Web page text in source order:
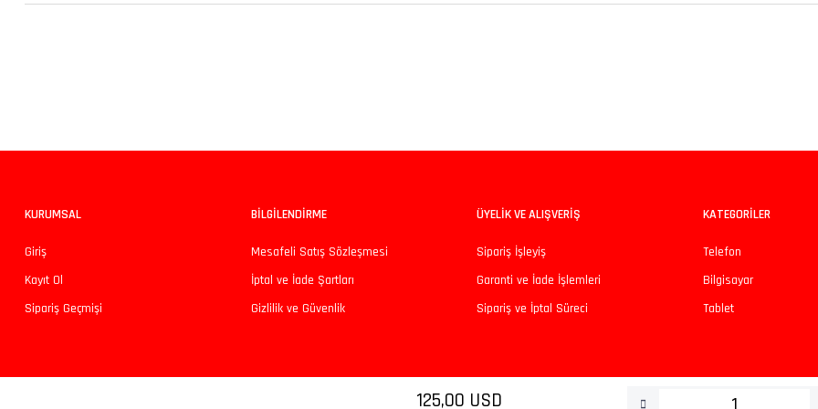
Ürün resmi kalitesiz, bozuk veya görüntülenemiyor.
Ürün bilgilerinde hatalar bulunuyor.
125,00 USD
KURUMSAL
Giriş
Kayıt Ol
Sipariş Geçmişi
BİLGİLENDİRME
Mesafeli Satış Sözleşmesi
İptal ve İade Şartları
Gizlilik ve Güvenlik
ÜYELİK VE ALIŞVERİŞ
Sipariş İşleyiş
Garanti ve İade İşlemleri
Sipariş ve İptal Süreci
KATEGORİLER
Telefon
Bilgisayar
Tablet